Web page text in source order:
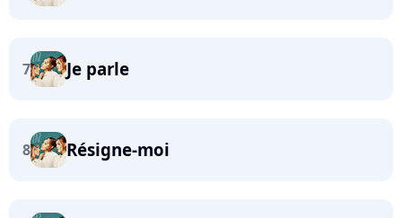
7 Je parle
8 Résigne-moi